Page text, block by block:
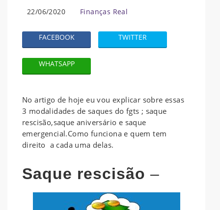
22/06/2020 Finanças Real
FACEBOOK TWITTER
WHATSAPP
No artigo de hoje eu vou explicar sobre essas
3 modalidades de saques do fgts ; saque
rescisão,saque aniversário e saque
emergencial.Como funciona e quem tem
direito a cada uma delas.
Saque rescisão –